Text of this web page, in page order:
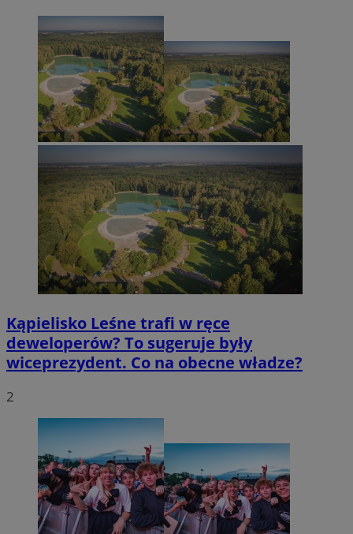
Kąpielisko Leśne trafi w ręce
deweloperów? To sugeruje były
wiceprezydent. Co na obecne władze?
2